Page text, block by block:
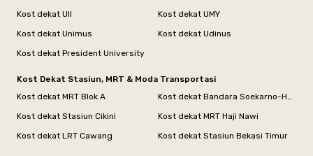
Kost dekat UII
Kost dekat UMY
Kost dekat Unimus
Kost dekat Udinus
Kost dekat President University
Kost Dekat Stasiun, MRT & Moda Transportasi
Kost dekat MRT Blok A
Kost dekat Bandara Soekarno-Hatta
Kost dekat Stasiun Cikini
Kost dekat MRT Haji Nawi
Kost dekat LRT Cawang
Kost dekat Stasiun Bekasi Timur